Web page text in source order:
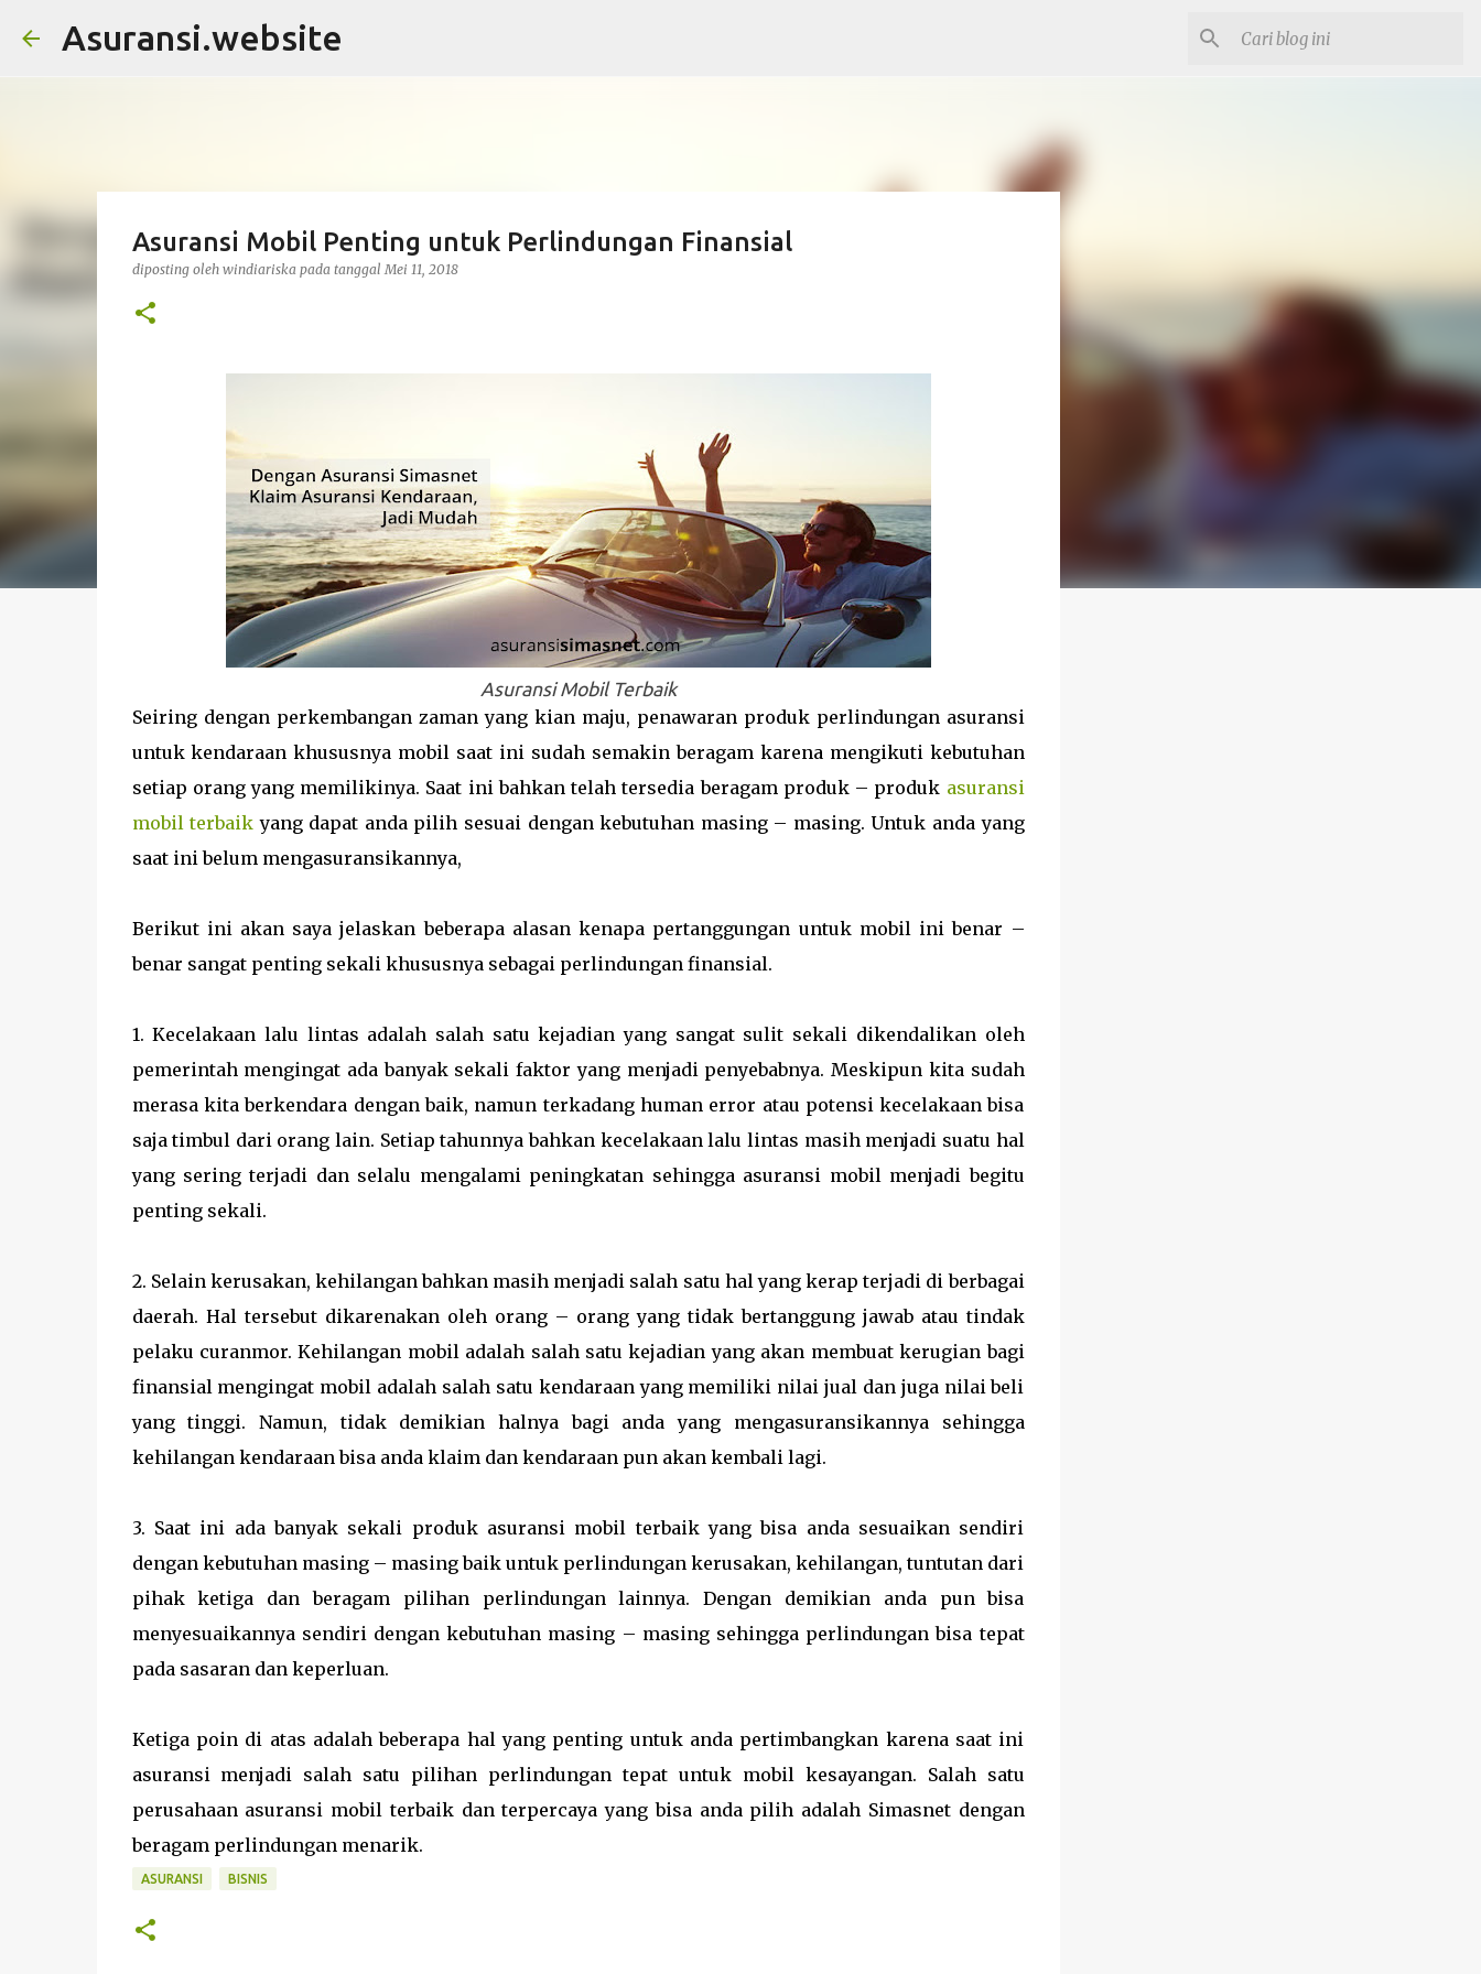
Asuransi.website
Asuransi Mobil Penting untuk Perlindungan Finansial
diposting oleh windiariska pada tanggalMei 11, 2018
Asuransi Mobil Terbaik
Seiring dengan perkembangan zaman yang kian maju, penawaran produk perlindungan asuransi
untuk kendaraan khususnya mobil saat ini sudah semakin beragam karena mengikuti kebutuhan
setiap orang yang memilikinya. Saat ini bahkan telah tersedia beragam produk – produk asuransi
mobil terbaik yang dapat anda pilih sesuai dengan kebutuhan masing – masing. Untuk anda yang
saat ini belum mengasuransikannya,
Berikut ini akan saya jelaskan beberapa alasan kenapa pertanggungan untuk mobil ini benar –
benar sangat penting sekali khususnya sebagai perlindungan finansial.
1. Kecelakaan lalu lintas adalah salah satu kejadian yang sangat sulit sekali dikendalikan oleh
pemerintah mengingat ada banyak sekali faktor yang menjadi penyebabnya. Meskipun kita sudah
merasa kita berkendara dengan baik, namun terkadang human error atau potensi kecelakaan bisa
saja timbul dari orang lain. Setiap tahunnya bahkan kecelakaan lalu lintas masih menjadi suatu hal
yang sering terjadi dan selalu mengalami peningkatan sehingga asuransi mobil menjadi begitu
penting sekali.
2. Selain kerusakan, kehilangan bahkan masih menjadi salah satu hal yang kerap terjadi di berbagai
daerah. Hal tersebut dikarenakan oleh orang – orang yang tidak bertanggung jawab atau tindak
pelaku curanmor. Kehilangan mobil adalah salah satu kejadian yang akan membuat kerugian bagi
finansial mengingat mobil adalah salah satu kendaraan yang memiliki nilai jual dan juga nilai beli
yang tinggi. Namun, tidak demikian halnya bagi anda yang mengasuransikannya sehingga
kehilangan kendaraan bisa anda klaim dan kendaraan pun akan kembali lagi.
3. Saat ini ada banyak sekali produk asuransi mobil terbaik yang bisa anda sesuaikan sendiri
dengan kebutuhan masing – masing baik untuk perlindungan kerusakan, kehilangan, tuntutan dari
pihak ketiga dan beragam pilihan perlindungan lainnya. Dengan demikian anda pun bisa
menyesuaikannya sendiri dengan kebutuhan masing – masing sehingga perlindungan bisa tepat
pada sasaran dan keperluan.
Ketiga poin di atas adalah beberapa hal yang penting untuk anda pertimbangkan karena saat ini
asuransi menjadi salah satu pilihan perlindungan tepat untuk mobil kesayangan. Salah satu
perusahaan asuransi mobil terbaik dan terpercaya yang bisa anda pilih adalah Simasnet dengan
beragam perlindungan menarik.
ASURANSI BISNIS